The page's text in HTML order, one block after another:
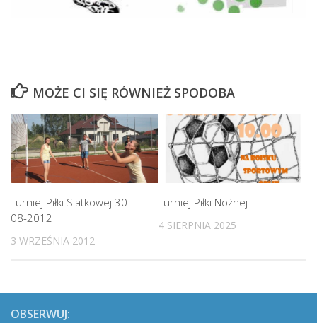
MOŻE CI SIĘ RÓWNIEŻ SPODOBA
Turniej Piłki Siatkowej 30-
08-2012
3 WRZEŚNIA 2012
Turniej Piłki Nożnej
4 SIERPNIA 2025
OBSERWUJ: